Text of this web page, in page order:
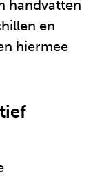
handvatten
en
hiermee